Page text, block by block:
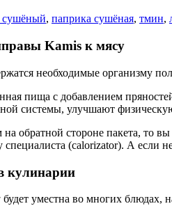
сушёный, паприка сушёная, тмин,
Kamis к мясу
необходимые организму
пища с добавлением
системы, улучшают
на обратной стороне пакета, то
специалиста (calorizator). А если
кулинарии
уместна во многих блюдах,